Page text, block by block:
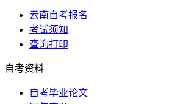
云南自考报名
考试须知
查询打印
自考资料
自考毕业论文